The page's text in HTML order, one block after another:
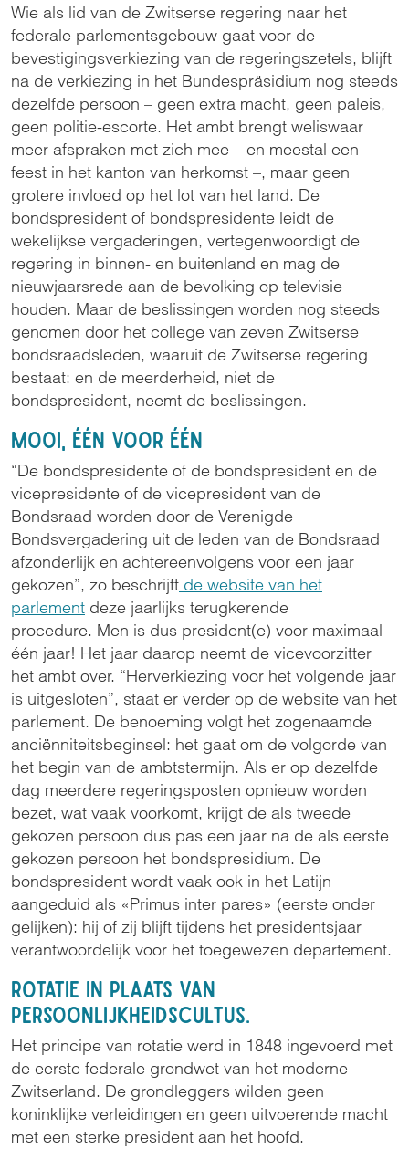
Wie als lid van de Zwitserse regering naar het
federale parlementsgebouw gaat voor de
bevestigingsverkiezing van de regeringszetels, blijft
na de verkiezing in het Bundespräsidium nog steeds
dezelfde persoon – geen extra macht, geen paleis,
geen politie-escorte. Het ambt brengt weliswaar
meer afspraken met zich mee – en meestal een
feest in het kanton van herkomst –, maar geen
grotere invloed op het lot van het land. De
bondspresident of bondspresidente leidt de
wekelijkse vergaderingen, vertegenwoordigt de
regering in binnen- en buitenland en mag de
nieuwjaarsrede aan de bevolking op televisie
houden. Maar de beslissingen worden nog steeds
genomen door het college van zeven Zwitserse
bondsraadsleden, waaruit de Zwitserse regering
bestaat: en de meerderheid, niet de
bondspresident, neemt de beslissingen.
Mooi, één voor één
“De bondspresidente of de bondspresident en de
vicepresidente of de vicepresident van de
Bondsraad worden door de Verenigde
Bondsvergadering uit de leden van de Bondsraad
afzonderlijk en achtereenvolgens voor een jaar
gekozen”, zo beschrijft de website van het
parlement deze jaarlijks terugkerende
procedure. Men is dus president(e) voor maximaal
één jaar! Het jaar daarop neemt de vicevoorzitter
het ambt over. “Herverkiezing voor het volgende jaar
is uitgesloten”, staat er verder op de website van het
parlement. De benoeming volgt het zogenaamde
anciënniteitsbeginsel: het gaat om de volgorde van
het begin van de ambtstermijn. Als er op dezelfde
dag meerdere regeringsposten opnieuw worden
bezet, wat vaak voorkomt, krijgt de als tweede
gekozen persoon dus pas een jaar na de als eerste
gekozen persoon het bondspresidium. De
bondspresident wordt vaak ook in het Latijn
aangeduid als «Primus inter pares» (eerste onder
gelijken): hij of zij blijft tijdens het presidentsjaar
verantwoordelijk voor het toegewezen departement.
Rotatie in plaats van
persoonlijkheidscultus.
Het principe van rotatie werd in 1848 ingevoerd met
de eerste federale grondwet van het moderne
Zwitserland. De grondleggers wilden geen
koninklijke verleidingen en geen uitvoerende macht
met een sterke president aan het hoofd.